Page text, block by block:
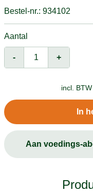
Bestel-nr.: 934102
Aantal
- +
incl.
In
Aan voedings-